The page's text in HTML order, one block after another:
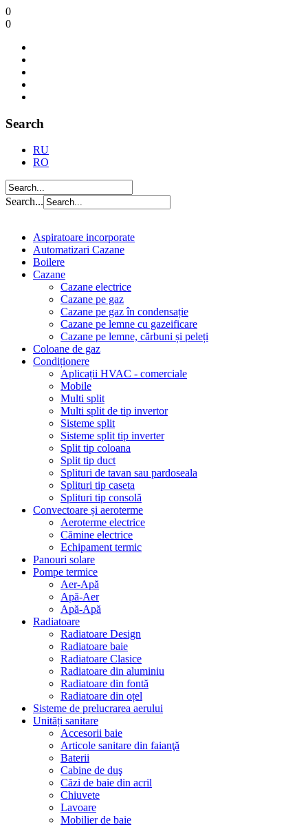
0
0
Search
RU
RO
Search...
Aspiratoare incorporate
Automatizari Cazane
Boilere
Cazane
Cazane electrice
Cazane pe gaz
Cazane pe gaz în condensație
Cazane pe lemne cu gazeificare
Cazane pe lemne, cărbuni și peleți
Coloane de gaz
Condiționere
Aplicații HVAC - comerciale
Mobile
Multi split
Multi split de tip invertor
Sisteme split
Sisteme split tip inverter
Split tip coloana
Split tip duct
Splituri de tavan sau pardoseala
Splituri tip caseta
Splituri tip consolă
Convectoare și aeroterme
Aeroterme electrice
Cămine electrice
Echipament termic
Panouri solare
Pompe termice
Aer-Apă
Apă-Aer
Apă-Apă
Radiatoare
Radiatoare Design
Radiatoare baie
Radiatoare Clasice
Radiatoare din aluminiu
Radiatoare din fontă
Radiatoare din oțel
Sisteme de prelucrarea aerului
Unități sanitare
Accesorii baie
Articole sanitare din faianţă
Baterii
Cabine de duş
Căzi de baie din acril
Chiuvete
Lavoare
Mobilier de baie